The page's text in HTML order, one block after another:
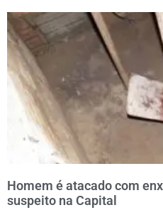
Homem é atacado com
suspeito na Capital